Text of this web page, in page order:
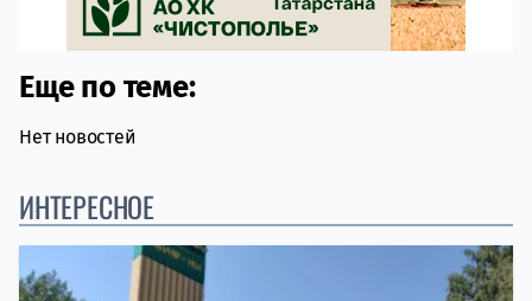
Еще по теме:
Нет новостей
ИНТЕРЕСНОЕ